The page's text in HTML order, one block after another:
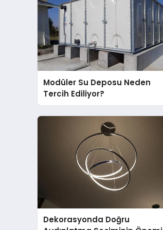
Modüler Su Deposu Neden
Tercih Ediliyor?
Dekorasyonda Doğru